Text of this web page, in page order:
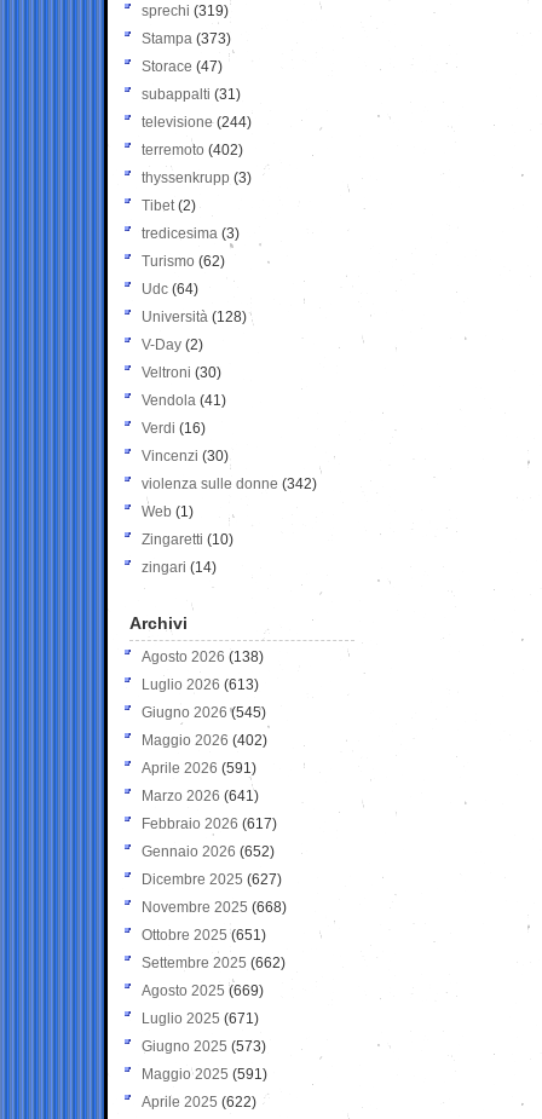
sprechi (319)
Stampa (373)
Storace (47)
subappalti (31)
televisione(244)
terremoto (402)
thyssenkrupp (3)
Tibet(2)
tredicesima (3)
Turismo (62)
Udc (64)
Università (128)
V-Day (2)
Veltroni (30)
Vendola (41)
Verdi (16)
Vincenzi (30)
violenza sulle donne (342)
Web (1)
Zingaretti (10)
zingari (14)
Archivi
Agosto 2026 (138)
Luglio 2026 (613)
Giugno 2026 (545)
Maggio 2026 (402)
Aprile 2026 (591)
Marzo 2026 (641)
Febbraio 2026 (617)
Gennaio 2026 (652)
Dicembre 2025 (627)
Novembre 2025 (668)
Ottobre 2025 (651)
Settembre 2025 (662)
Agosto 2025 (669)
Luglio 2025 (671)
Giugno 2025 (573)
Maggio 2025 (591)
Aprile 2025 (622)